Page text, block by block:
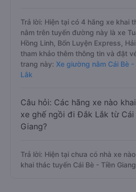
Trả lời: Hiện tại có 4 hãng xe khai
nằm trên tuyến đường này là xe
Hồng Linh, Bốn Luyện Express,
tham khảo thêm thông tin và đặt
trang này: Xe giường nằm Cái Bè
Lắk
Câu hỏi: Các hãng xe nào
xe ghế ngồi đi Đắk Lắk từ Cái
Giang?
Trả lời: Hiện tại chưa có nhà xe
khai thác tuyến Cái Bè - Tiền